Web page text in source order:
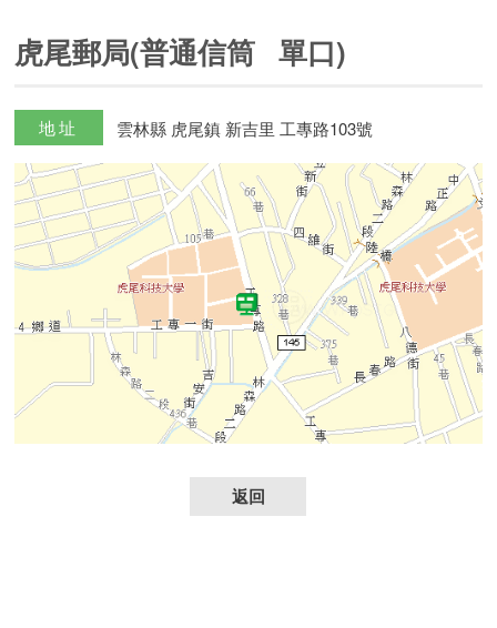
虎尾郵局(普通信筒 單口)
地址 雲林縣 虎尾鎮 新吉里 工專路103號